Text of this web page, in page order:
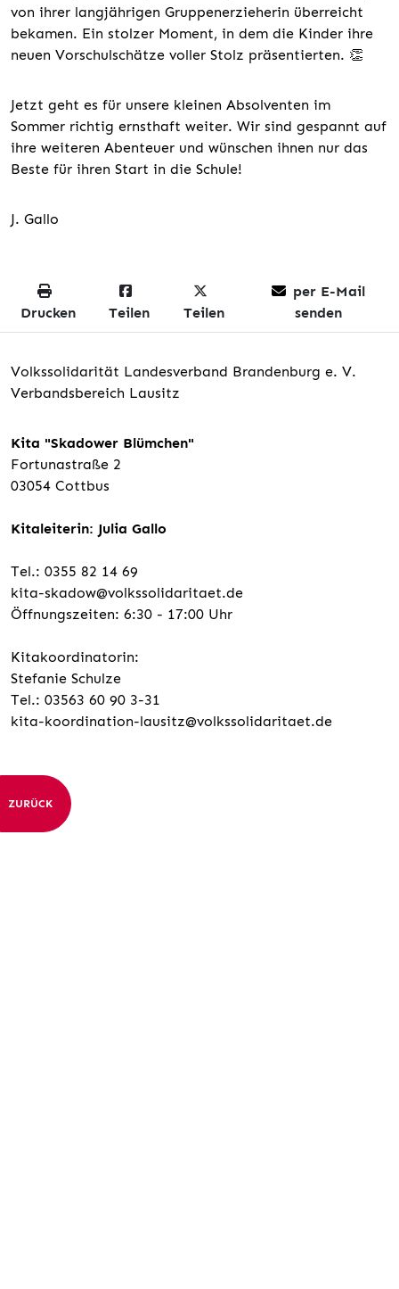
von ihrer langjährigen Gruppenerzieherin überreicht
bekamen. Ein stolzer Moment, in dem die Kinder ihre
neuen Vorschulschätze voller Stolz präsentierten. 👏
Jetzt geht es für unsere kleinen Absolventen im
Sommer richtig ernsthaft weiter. Wir sind gespannt auf
ihre weiteren Abenteuer und wünschen ihnen nur das
Beste für ihren Start in die Schule!
J. Gallo
Drucken Teilen Teilen
per E-Mail
senden
Volkssolidarität Landesverband Brandenburg e. V.
Verbandsbereich Lausitz
Kita "Skadower Blümchen"
Fortunastraße 2
03054 Cottbus
Kitaleiterin: Julia Gallo
Tel.: 0355 82 14 69
kita-skadow@volkssolidaritaet.de
Öffnungszeiten: 6:30 - 17:00 Uhr
Kitakoordinatorin:
Stefanie Schulze
Tel.: 03563 60 90 3-31
kita-koordination-lausitz@volkssolidaritaet.de
ZURÜCK